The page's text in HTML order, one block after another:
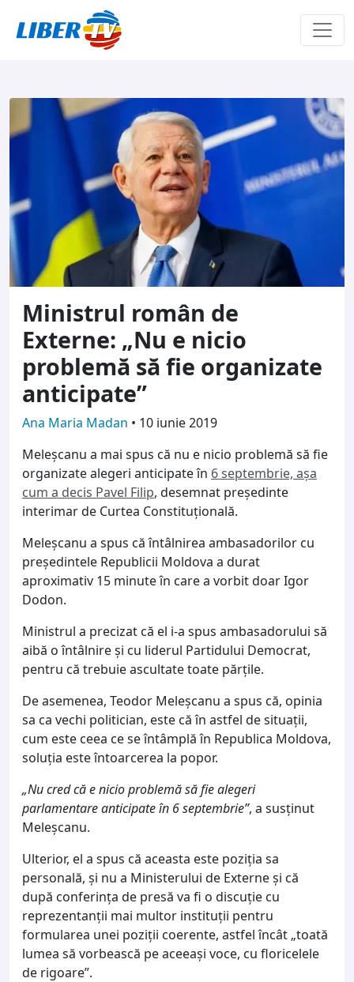
Ministrul român de
Externe: „Nu e nicio
problemă să fie organizate
anticipate”
Ana Maria Madan • 10 iunie 2019
Meleşcanu a mai spus că nu e nicio problemă să fie
organizate alegeri anticipate în 6 septembrie, aşa
cum a decis Pavel Filip, desemnat preşedinte
interimar de Curtea Constituţională.
Meleşcanu a spus că întâlnirea ambasadorilor cu
preşedintele Republicii Moldova a durat
aproximativ 15 minute în care a vorbit doar Igor
Dodon.
Ministrul a precizat că el i-a spus ambasadorului să
aibă o întâlnire şi cu liderul Partidului Democrat,
pentru că trebuie ascultate toate părţile.
De asemenea, Teodor Meleşcanu a spus că, opinia
sa ca vechi politician, este că în astfel de situaţii,
cum este ceea ce se întâmplă în Republica Moldova,
soluţia este întoarcerea la popor.
„Nu cred că e nicio problemă să fie alegeri
parlamentare anticipate în 6 septembrie”, a susţinut
Meleşcanu.
Ulterior, el a spus că aceasta este poziţia sa
personală, şi nu a Ministerului de Externe şi că
după conferinţa de presă va fi o discuţie cu
reprezentanţii mai multor instituţii pentru
formularea unei poziţii coerente, astfel încât „toată
lumea să vorbească pe aceeaşi voce, cu floricelele
de rigoare”.